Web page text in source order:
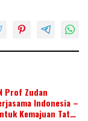
Prof Zudan
Indonesia –
Kemajuan Tata